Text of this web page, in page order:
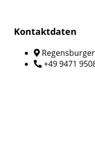
Kontaktdaten
+49 9471